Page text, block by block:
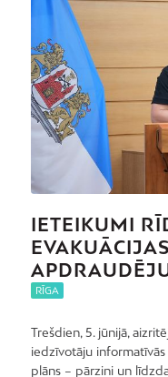
IETEIKUMI
RĪGA
Trešdien, 5. jūnijā,
iedzīvotāju informatīvās
plāns – pārzini un